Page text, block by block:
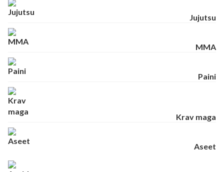
Jujutsu
MMA
Paini
Krav maga
Aseet